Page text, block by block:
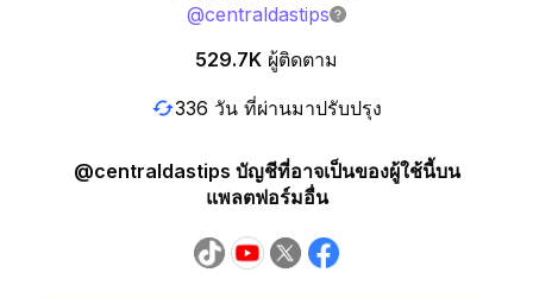
@centraldastips
529.7K ผู้ติดตาม
336 วัน ที่ผ่านมาปรับปรุง
@centraldastips บัญชีที่อาจเป็นของผู้ใช้นี้บน
แพลตฟอร์มอื่น